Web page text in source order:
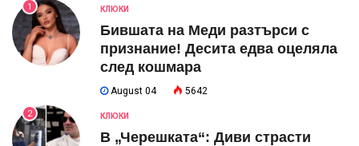
1 КЛЮКИ
Бившата на Меди разтърси с
признание! Десита едва оцеляла
след кошмара
August 04 5642
2 КЛЮКИ
В „Черешката“: Диви страсти